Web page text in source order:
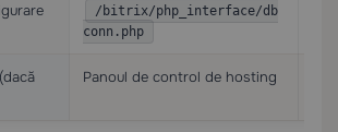
/bitrix/php_interface/db
conn.php
Panoul de control de hosting